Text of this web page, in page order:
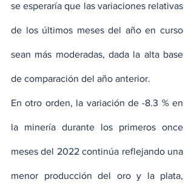
se esperaría que las variaciones relativas
de los últimos meses del año en curso
sean más moderadas, dada la alta base
de comparación del año anterior.
En otro orden, la variación de -8.3 % en
la minería durante los primeros once
meses del 2022 continúa reflejando una
menor producción del oro y la plata,